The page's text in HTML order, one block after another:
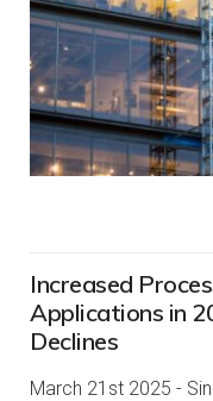
Increased
Applications in
Declines
March 21st 2025 -